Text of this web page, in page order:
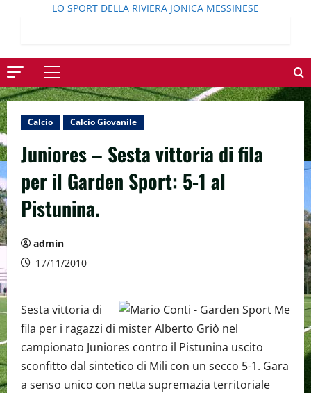
LO SPORT DELLA RIVIERA JONICA MESSINESE
Menu
principale
Calcio Calcio Giovanile
Juniores – Sesta vittoria di fila
per il Garden Sport: 5-1 al
Pistunina.
admin
17/11/2010
Sesta vittoria di
fila per i ragazzi di mister Alberto Griò nel
campionato Juniores contro il Pistunina uscito
sconfitto dal sintetico di Mili con un secco 5-1. Gara
a senso unico con netta supremazia territoriale